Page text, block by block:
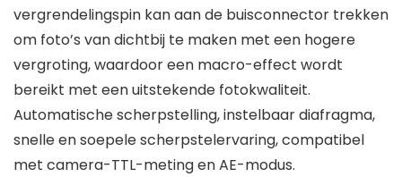
vergrendelingspin kan aan de buisconnector trekken
om foto’s van dichtbij te maken met een hogere
vergroting, waardoor een macro-effect wordt
bereikt met een uitstekende fotokwaliteit.
Automatische scherpstelling, instelbaar diafragma,
snelle en soepele scherpstelervaring, compatibel
met camera-TTL-meting en AE-modus.